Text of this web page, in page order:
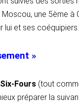
une 5ème à
lui et ses coéquipiers.
»
Fours (tout
préparer la